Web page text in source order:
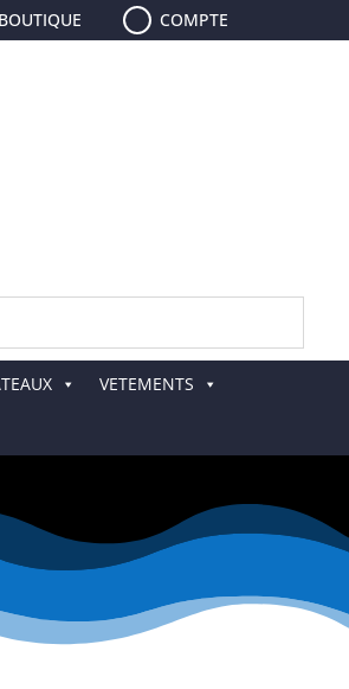
grand choix de leurres, de
BOUTIQUE COMPTE
VETEMENTS